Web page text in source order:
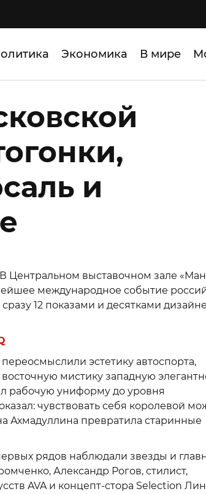
Экономика В мире
и
Центральном выставочном зале
международное событие
12 показами и десятками
эстетику автоспорта,
мистику западную
рабочую униформу до уровня
чувствовать себя королевой
Ахмадуллина превратила старинные
рядов наблюдали звезды и
Александр Рогов, стилист,
AVA и концепт-стора Selection